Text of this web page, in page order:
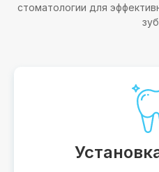
стоматологии для
виниров